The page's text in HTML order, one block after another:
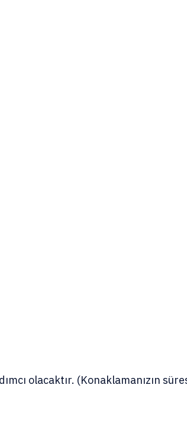
olacaktır. (Konaklamanızın